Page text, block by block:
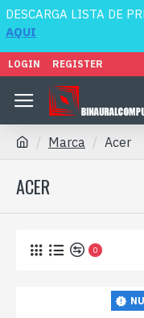
DESCARGA LISTA DE
AQUI
LOGIN REGISTER
Marca Acer
ACER
0